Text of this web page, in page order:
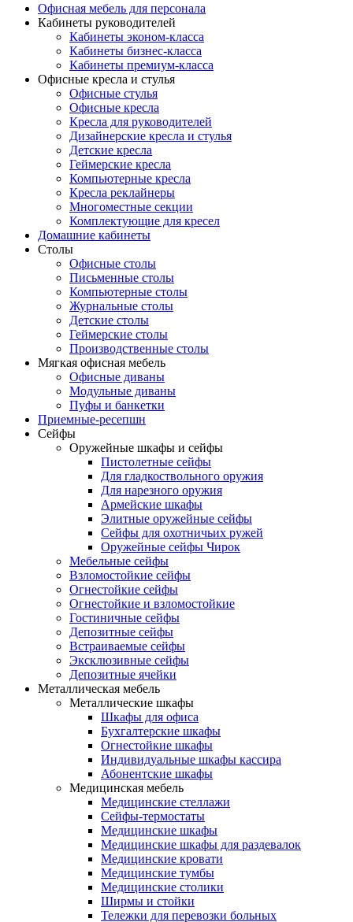
Офисная мебель для персонала
Кабинеты руководителей
Кабинеты эконом-класса
Кабинеты бизнес-класса
Кабинеты премиум-класса
Офисные кресла и стулья
Офисные стулья
Офисные кресла
Кресла для руководителей
Дизайнерские кресла и стулья
Детские кресла
Геймерские кресла
Компьютерные кресла
Кресла реклайнеры
Многоместные секции
Комплектующие для кресел
Домашние кабинеты
Столы
Офисные столы
Письменные столы
Компьютерные столы
Журнальные столы
Детские столы
Геймерские столы
Производственные столы
Мягкая офисная мебель
Офисные диваны
Модульные диваны
Пуфы и банкетки
Приемные-ресепшн
Сейфы
Оружейные шкафы и сейфы
Пистолетные сейфы
Для гладкоствольного оружия
Для нарезного оружия
Армейские шкафы
Элитные оружейные сейфы
Сейфы для охотничьих ружей
Оружейные сейфы Чирок
Мебельные сейфы
Взломостойкие сейфы
Огнестойкие сейфы
Огнестойкие и взломостойкие
Гостиничные сейфы
Депозитные сейфы
Встраиваемые сейфы
Эксклюзивные сейфы
Депозитные ячейки
Металлическая мебель
Металлические шкафы
Шкафы для офиса
Бухгалтерские шкафы
Огнестойкие шкафы
Индивидуальные шкафы кассира
Абонентские шкафы
Медицинская мебель
Медицинские стеллажи
Сейфы-термостаты
Медицинские шкафы
Медицинские шкафы для раздевалок
Медицинские кровати
Медицинские тумбы
Медицинские столики
Ширмы и стойки
Тележки для перевозки больных